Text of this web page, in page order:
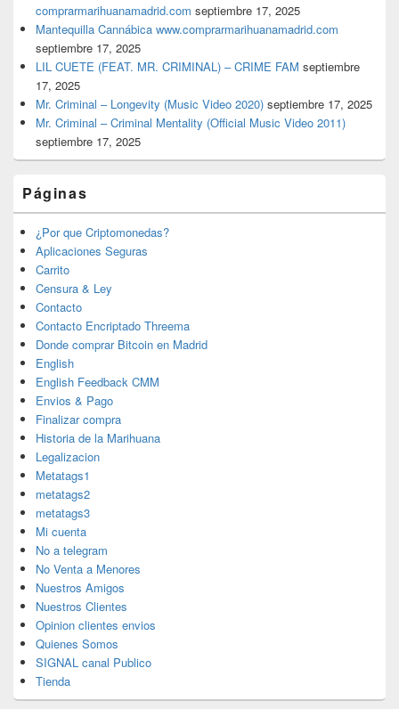
comprarmarihuanamadrid.com septiembre 17, 2025
Mantequilla Cannábica www.comprarmarihuanamadrid.com
septiembre 17, 2025
LIL CUETE (FEAT. MR. CRIMINAL) – CRIME FAM septiembre
17, 2025
Mr. Criminal – Longevity (Music Video 2020) septiembre 17, 2025
Mr. Criminal – Criminal Mentality (Official Music Video 2011)
septiembre 17, 2025
Páginas
¿Por que Criptomonedas?
Aplicaciones Seguras
Carrito
Censura & Ley
Contacto
Contacto Encriptado Threema
Donde comprar Bitcoin en Madrid
English
English Feedback CMM
Envios & Pago
Finalizar compra
Historia de la Marihuana
Legalizacion
Metatags1
metatags2
metatags3
Mi cuenta
No a telegram
No Venta a Menores
Nuestros Amigos
Nuestros Clientes
Opinion clientes envios
Quienes Somos
SIGNAL canal Publico
Tienda